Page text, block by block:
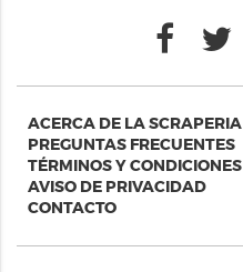
ACERCA DE LA SCRAPERIA
PREGUNTAS FRECUENTES
TÉRMINOS Y CONDICIONES
AVISO DE PRIVACIDAD
CONTACTO